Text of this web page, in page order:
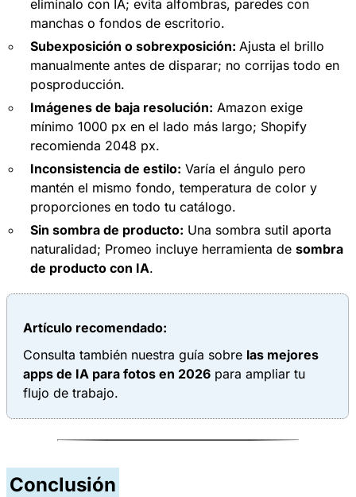
elimínalo con IA; evita alfombras, paredes con
manchas o fondos de escritorio.
Subexposición o sobrexposición: Ajusta el brillo
manualmente antes de disparar; no corrijas todo en
posproducción.
Imágenes de baja resolución: Amazon exige
mínimo 1000 px en el lado más largo; Shopify
recomienda 2048 px.
Inconsistencia de estilo: Varía el ángulo pero
mantén el mismo fondo, temperatura de color y
proporciones en todo tu catálogo.​
Sin sombra de producto: Una sombra sutil aporta
naturalidad; Promeo incluye herramienta de sombra
de producto con IA.​
Artículo recomendado:
Consulta también nuestra guía sobre las mejores
apps de IA para fotos en 2026 para ampliar tu
flujo de trabajo.
Conclusión